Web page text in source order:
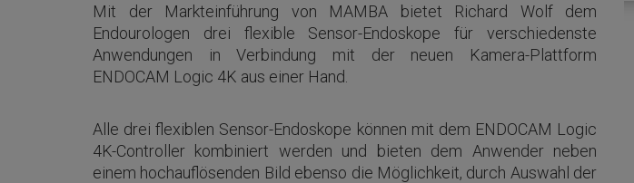
Mit der Markteinführung von MAMBA bietet Richard Wolf dem
Endourologen drei flexible Sensor-Endoskope für verschiedenste
Anwendungen in Verbindung mit der neuen Kamera-Plattform
ENDOCAM Logic 4K aus einer Hand.
Alle drei flexiblen Sensor-Endoskope können mit dem ENDOCAM Logic
4K-Controller kombiniert werden und bieten dem Anwender neben
einem hochauflösenden Bild ebenso die Möglichkeit, durch Auswahl der